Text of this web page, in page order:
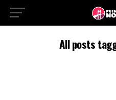
All posts